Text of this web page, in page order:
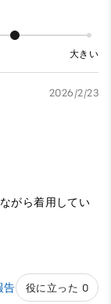
大きい
2026/2/23
がら着用してい
告 役に立った 0